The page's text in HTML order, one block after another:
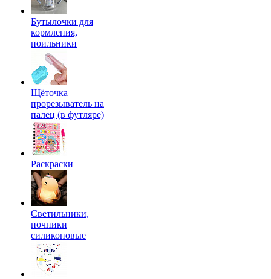
Бутылочки для
кормления,
поильники
Щёточка
прорезыватель на
палец (в футляре)
Раскраски
Светильники,
ночники
силиконовые